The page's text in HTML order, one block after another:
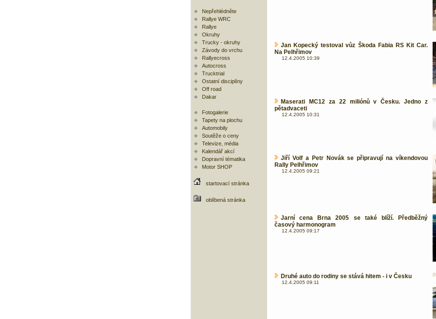
Nepřehlédněte
Rallye WRC
Rallye
Okruhy
Trucky - okruhy
Závody do vrchu
Rallyecross
Autocross
Trucktrial
Ostatní disciplíny
Off road
Dakar
Fotogalerie
Tapety na plochu
Automobily
Soutěže o ceny
Televize, média
Kalendář akcí
Dopravní tématika
Motor SHOP
startovací stránka
oblíbená stránka
Jan Kopecký testoval vůz Škoda Fabia RS Kit Car.
Na Pelhřimov
12.4.2005 10:39
Maserati MC12 za 22 miliónů v Česku. Jedno z
pětadvaceti
12.4.2005 10:31
Jiří Volf a Petr Novák se připravují na víkendovou
Rally Pelhřimov
12.4.2005 09:21
Jarní cena Brna 2005 se také blíží. Předběžný
časový harmonogram
12.4.2005 09:17
Druhé auto do rodiny se stává hitem - i v Česku
12.4.2005 09:11